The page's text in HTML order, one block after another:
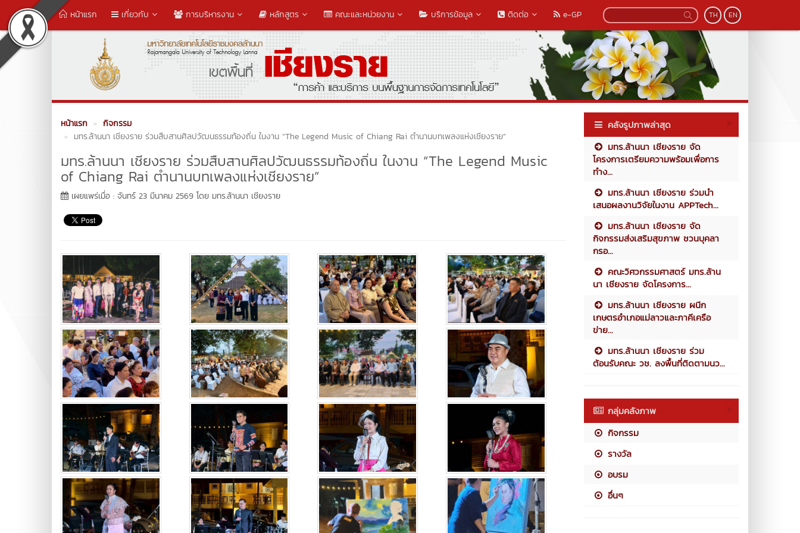
หน้าแรก เกี่ยวกับ การบริหารงาน หลักสูตร คณะและหน่วยงาน บริการข้อมูล ติดต่อ e-GP TH EN
หน้าแรก
กิจกรรม
มทร.ล้านนา เชียงราย ร่วมสืบสานศิลปวัฒนธรรมท้องถิ่น ในงาน “The Legend Music of Chiang Rai ตำนานบทเพลงแห่งเชียงราย”
มทร.ล้านนา เชียงราย ร่วมสืบสานศิลปวัฒนธรรมท้องถิ่น ในงาน “The Legend Music
of Chiang Rai ตำนานบทเพลงแห่งเชียงราย”
เผยแพร่เมื่อ : จันทร์ 23 มีนาคม 2569 โดย มทร.ล้านนา เชียงราย
คลังรูปภาพล่าสุด
มทร.ล้านนา เชียงราย จัด
โครงการเตรียมความพร้อมเพื่อการ
ทำง...
มทร.ล้านนา เชียงราย ร่วมนำ
เสนอผลงานวิจัยในงาน APPTech...
มทร.ล้านนา เชียงราย จัด
กิจกรรมส่งเสริมสุขภาพ ชวนบุคลา
กรอ...
คณะวิศวกรรมศาสตร์ มทร.ล้าน
นา เชียงราย จัดโครงการ...
มทร.ล้านนา เชียงราย ผนึก
เกษตรอำเภอแม่ลาวและภาคีเครือ
ข่าย...
มทร.ล้านนา เชียงราย ร่วม
ต้อนรับคณะ วช. ลงพื้นที่ติดตามนว...
กลุ่มคลังภาพ
กิจกรรม
รางวัล
อบรม
อื่นๆ